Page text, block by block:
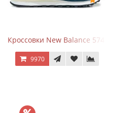
Кроссовки New Balance 574 Navy Grey
9970